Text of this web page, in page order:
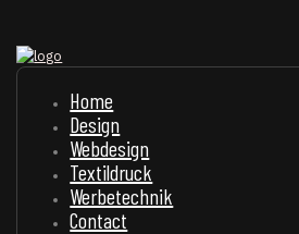
Home
Design
Webdesign
Textildruck
Werbetechnik
Contact